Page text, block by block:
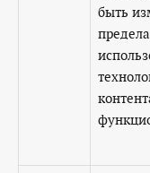
быть